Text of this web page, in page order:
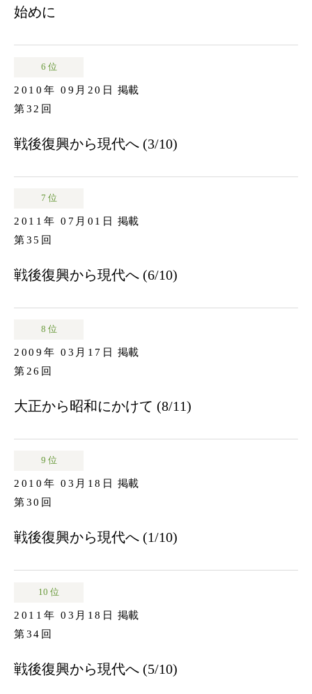
始めに
6 位
2010年 09月20日 掲載
第32回
戦後復興から現代へ (3/10)
7 位
2011年 07月01日
掲載
第35回
戦後復興から現代へ (6/10)
8 位
2009年 03月17日
掲載
第26回
大正から昭和にかけて (8/11)
9 位
2010年 03月18日
掲載
第30回
戦後復興から現代へ (1/10)
10 位
2011年 03月18日
掲載
第34回
戦後復興から現代へ (5/10)